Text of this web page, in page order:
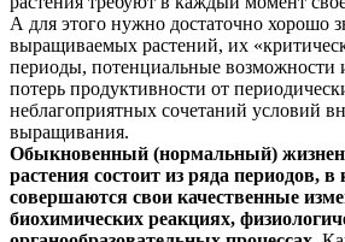
А для этого нужно достаточно хорошо
выращиваемых растений, их
периоды, потенциальные возможности
потерь продуктивности от
неблагоприятных сочетаний условий
выращивания.
Обыкновенный (нормальный)
растения состоит из ряда периодов,
совершаются свои качественные
биохимических реакциях,